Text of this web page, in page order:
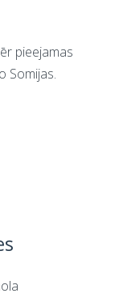
pieejamas
Somijas.